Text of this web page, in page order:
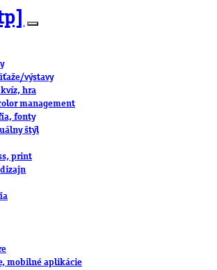
výstavy
hra
management
fonty
štýl
print
mobilné aplikácie